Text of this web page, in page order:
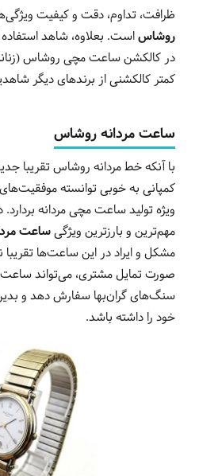
ظرافت، تداوم، دقت و کیفیت
روشاساست. بعلاوه، شاهد
در کالکشن ساعت مچی روشاس
کمتر کالکشنی از برندهای دیگر
ساعت مردانه روشاس
با آنکه خط مردانه روشاس تقریبا
کمپانی به خوبی توانسته
ویژه تولید ساعت مچی مردانه
مهم‌ترین و بارزترین ویژگیساعت
مشکل و ایراد در این ساعت‌ها
صورت تمایل مشتری، می‌تواند ساعت
سنگ‌های گران‌بها سفارش دهد و
خود را داشته باشد.